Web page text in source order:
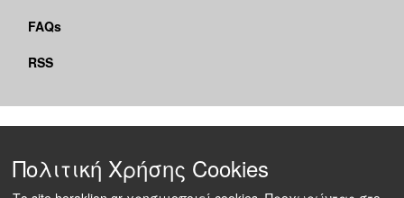
FAQs
RSS
Πολιτική Χρήσης Cookies